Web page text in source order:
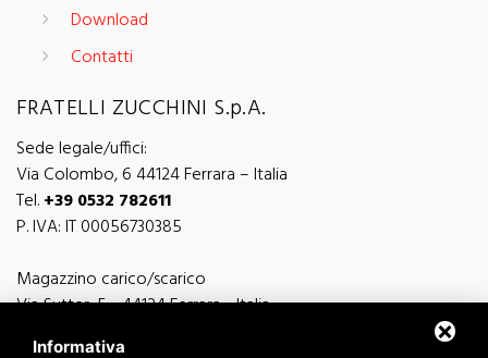
Download
Contatti
FRATELLI ZUCCHINI S.p.A.
Sede legale/uffici:
Via Colombo, 6 44124 Ferrara – Italia
Tel.+39 0532 782611
P. IVA: IT 00056730385
Magazzino carico/scarico
Via Sutter, 5 - 44124 Ferrara - Italia
Via Finati 4/L - 4/M - 44124 Ferrara - Italia
Informativa